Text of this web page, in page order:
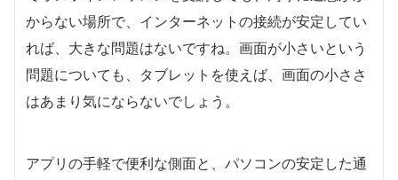
からない場所で、インターネットの接続が安定してい
れば、大きな問題はないですね。画面が小さいという
問題についても、タブレットを使えば、画面の小ささ
はあまり気にならないでしょう。
アプリの手軽で便利な側面と、パソコンの安定した通